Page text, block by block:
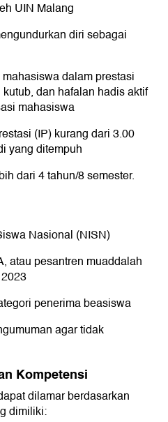
UIN Malang
diri sebagai
dalam prestasi
dan hafalan hadis aktif
mahasiswa
(IP) kurang dari 3.00
yang ditempuh
dari 4 tahun/8 semester.
Nasional (NISN)
atau pesantren muaddalah
penerima beasiswa
agar tidak
Kompetensi
dilamar berdasarkan
dimiliki: